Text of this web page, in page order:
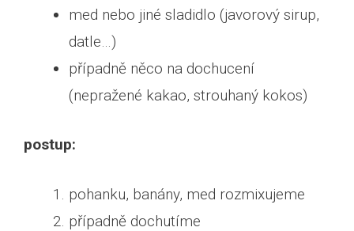
med nebo jiné sladidlo (javorový sirup,
datle…)
případně něco na dochucení
(nepražené kakao, strouhaný kokos)
postup:
pohanku, banány, med rozmixujeme
případně dochutíme